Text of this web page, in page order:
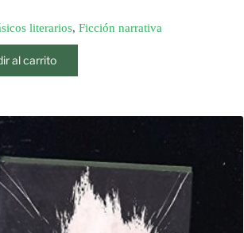
literarios, Ficción narrativa
al carrito